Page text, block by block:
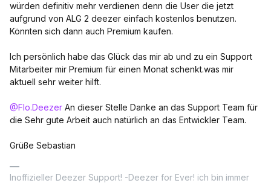
würden definitiv mehr verdienen denn die User die jetzt
aufgrund von ALG 2 deezer einfach kostenlos benutzen.
Könnten sich dann auch Premium kaufen.
Ich persönlich habe das Glück das mir ab und zu ein Support
Mitarbeiter mir Premium für einen Monat schenkt.was mir
aktuell sehr weiter hilft.
@Flo.Deezer An dieser Stelle Danke an das Support Team für
die Sehr gute Arbeit auch natürlich an das Entwickler Team.
Grüße Sebastian
Inoffizieller Deezer Support! -Deezer for Ever! ich bin immer